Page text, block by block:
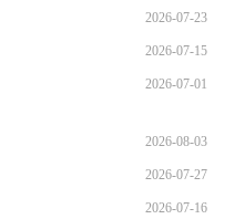
21:11:10
2026-07-23
17:02:44
2026-07-15
12:35:31
2026-07-01
2026-08-03
01:45:28
2026-07-27
13:02:22
2026-07-16